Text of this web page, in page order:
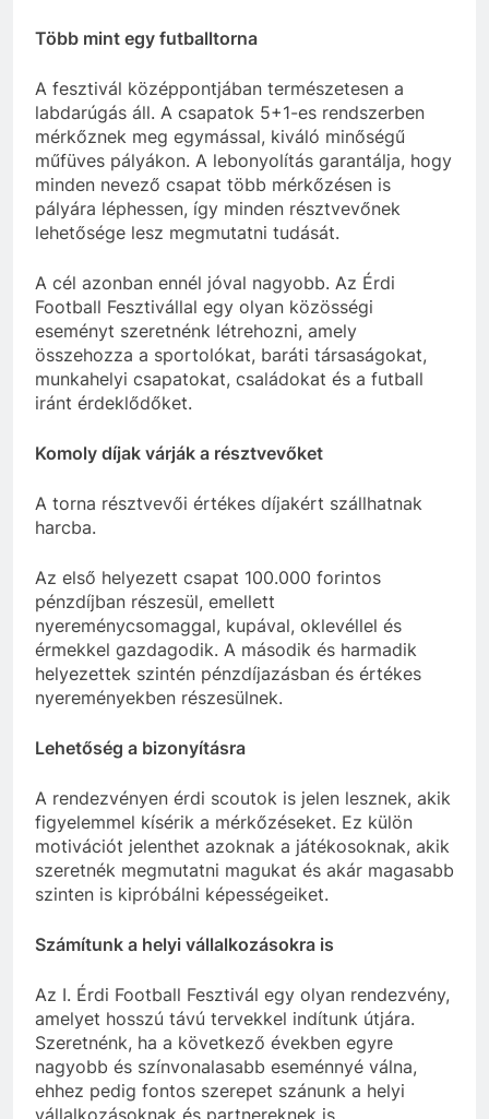
Több mint egy futballtorna
A fesztivál középpontjában természetesen a
labdarúgás áll. A csapatok 5+1-es rendszerben
mérkőznek meg egymással, kiváló minőségű
műfüves pályákon. A lebonyolítás garantálja, hogy
minden nevező csapat több mérkőzésen is
pályára léphessen, így minden résztvevőnek
lehetősége lesz megmutatni tudását.
A cél azonban ennél jóval nagyobb. Az Érdi
Football Fesztivállal egy olyan közösségi
eseményt szeretnénk létrehozni, amely
összehozza a sportolókat, baráti társaságokat,
munkahelyi csapatokat, családokat és a futball
iránt érdeklődőket.
Komoly díjak várják a résztvevőket
A torna résztvevői értékes díjakért szállhatnak
harcba.
Az első helyezett csapat 100.000 forintos
pénzdíjban részesül, emellett
nyereménycsomaggal, kupával, oklevéllel és
érmekkel gazdagodik. A második és harmadik
helyezettek szintén pénzdíjazásban és értékes
nyereményekben részesülnek.
Lehetőség a bizonyításra
A rendezvényen érdi scoutok is jelen lesznek, akik
figyelemmel kísérik a mérkőzéseket. Ez külön
motivációt jelenthet azoknak a játékosoknak, akik
szeretnék megmutatni magukat és akár magasabb
szinten is kipróbálni képességeiket.
Számítunk a helyi vállalkozásokra is
Az I. Érdi Football Fesztivál egy olyan rendezvény,
amelyet hosszú távú tervekkel indítunk útjára.
Szeretnénk, ha a következő években egyre
nagyobb és színvonalasabb eseménnyé válna,
ehhez pedig fontos szerepet szánunk a helyi
vállalkozásoknak és partnereknek is.